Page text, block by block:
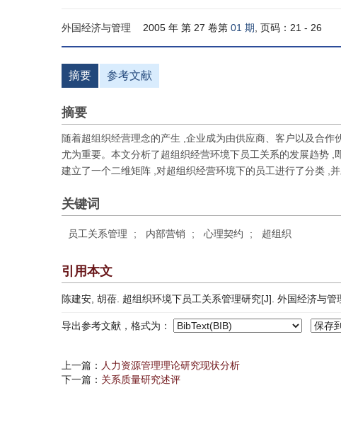
外国经济与管理 2005 年 第 27 卷第 01 期 , 页码：21 - 26
摘要 参考文献
摘要
随着超组织经营理念的产生 ,企业成为由供应商、客户以及合
尤为重要。本文分析了超组织经营环境下员工关系的发展趋势
建立了一个二维矩阵 ,对超组织经营环境下的员工进行了分类 ,
关键词
员工关系管理 ; 内部营销 ; 心理契约 ; 超组织
引用本文
陈建安, 胡蓓. 超组织环境下员工关系管理研究[J]. 外国经济与
导出参考文献，格式为：
上一篇： 人力资源管理理论研究现状分析
下一篇： 关系质量研究述评